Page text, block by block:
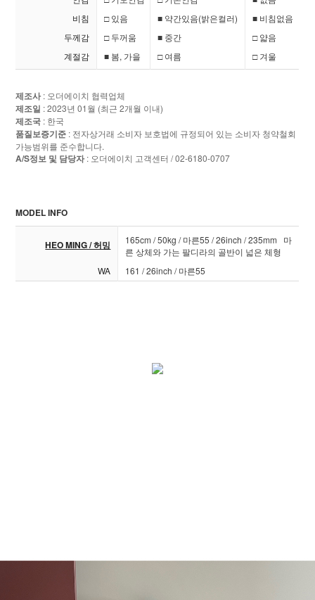
비침
□ 있음 ■ 약간있음(밝은컬러)
■ 비침없음
두께감
□ 두꺼움 ■ 중간
□ 얇음
계절감
■ 봄, 가을 □ 여름 □ 겨울
제조사: 오더에이치 협력업체
제조일 : 2023년 01월 (최근 2개월 이내)
제조국 : 한국
품질보증기준 : 전자상거래 소비자 보호법에 규정되어 있는 소비자 청약철회
가능범위를 준수합니다.
A/S정보 및 담당자: 오더에이치 고객센터 / 02-6180-0707
MODEL INFO
HEO MING / 허밍
165cm / 50kg / 마른55 / 26inch / 235mm 마
른 상체와 가는 팔디라의 골반이 넓은 체형
WA
161 / 26inch / 마른55